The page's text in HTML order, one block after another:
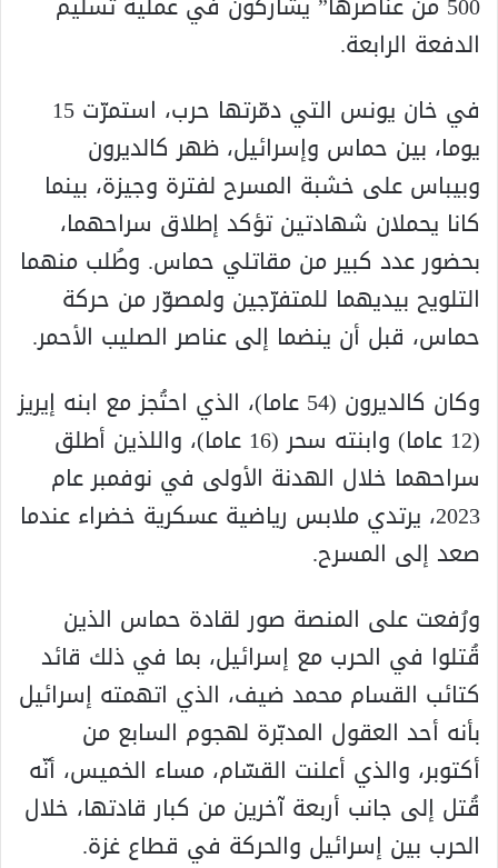
الدفعة الرابعة.
في خان يونس التي دمّرتها حرب، استمرّت 15
يوما، بين حماس وإسرائيل، ظهر كالديرون
وبيباس على خشبة المسرح لفترة وجيزة، بينما
كانا يحملان شهادتين تؤكد إطلاق سراحهما،
بحضور عدد كبير من مقاتلي حماس. وطُلب منهما
التلويح بيديهما للمتفرّجين ولمصوّر من حركة
حماس، قبل أن ينضما إلى عناصر الصليب الأحمر.
وكان كالديرون (54 عاما)، الذي احتُجز مع ابنه إيريز
(12 عاما) وابنته سحر (16 عاما)، واللذين أطلق
سراحهما خلال الهدنة الأولى في نوفمبر عام
2023، يرتدي ملابس رياضية عسكرية خضراء عندما
صعد إلى المسرح.
ورُفعت على المنصة صور لقادة حماس الذين
قُتلوا في الحرب مع إسرائيل، بما في ذلك قائد
كتائب القسام محمد ضيف، الذي اتهمته إسرائيل
بأنه أحد العقول المدبّرة لهجوم السابع من
أكتوبر، والذي أعلنت القسّام، مساء الخميس، أنّه
قُتل إلى جانب أربعة آخرين من كبار قادتها، خلال
الحرب بين إسرائيل والحركة في قطاع غزة.